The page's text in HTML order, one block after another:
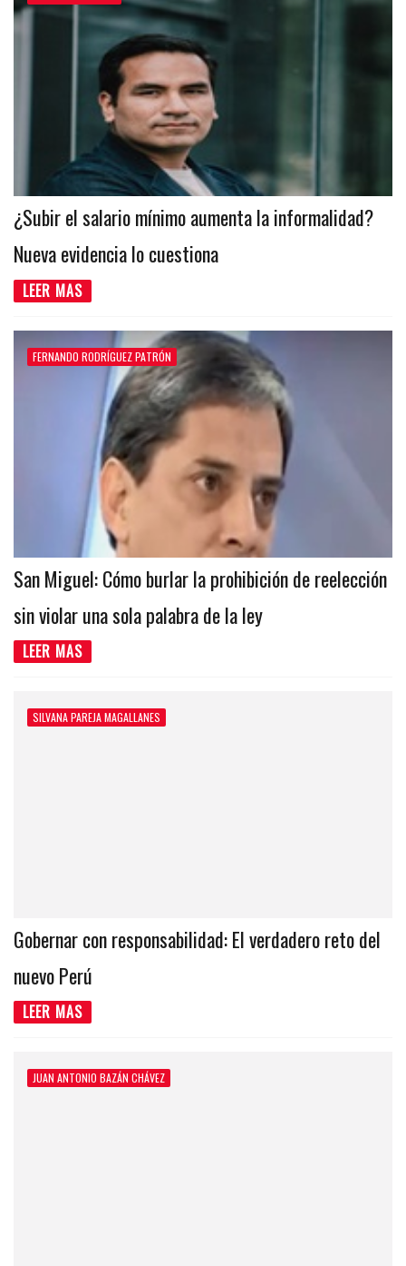
¿Subir el salario mínimo aumenta la informalidad?
Nueva evidencia lo cuestiona
LEER MAS
FERNANDO RODRÍGUEZ PATRÓN
San Miguel: Cómo burlar la prohibición de reelección
sin violar una sola palabra de la ley
LEER MAS
SILVANA PAREJA MAGALLANES
Gobernar con responsabilidad: El verdadero reto del
nuevo Perú
LEER MAS
JUAN ANTONIO BAZÁN CHÁVEZ